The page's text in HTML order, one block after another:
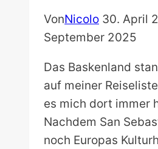
VonNicolo 30. April
September 2025
Das Baskenland
auf meiner
es mich dort immer
Nachdem San
noch Europas